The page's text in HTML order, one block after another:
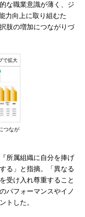
な職業意識が薄く、ジ
力向上に取り組むた
肢の増加につながりづ
つなが
所属組織に自分を捧げ
る」と指摘。「異なる
受け入れ尊重すること
パフォーマンスやイノ
トした。